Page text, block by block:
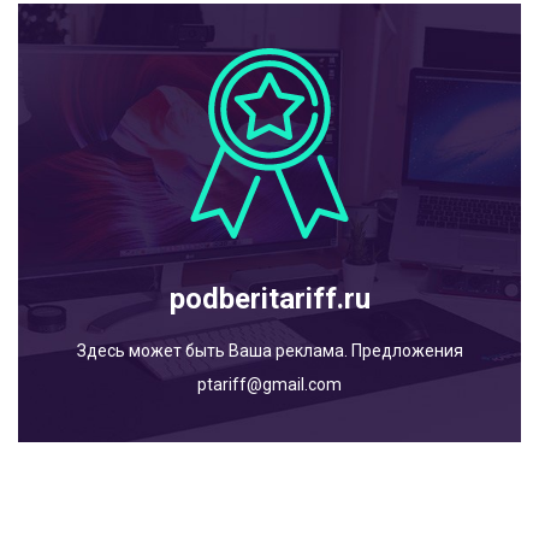
podberitariff.ru
Здесь может быть Ваша реклама. Предложения
ptariff@gmail.com